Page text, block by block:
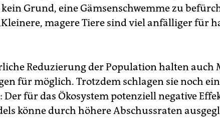
Grund, eine Gämsenschwemme zu
magere Tiere sind viel anfälliger für
Reduzierung der Population halten auch
für möglich. Trotzdem schlagen sie noch
Der für das Ökosystem potenziell negative
könne durch höhere Abschussraten